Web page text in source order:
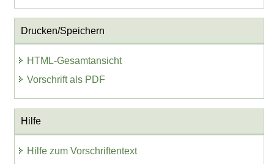
Drucken/Speichern
HTML-Gesamtansicht
Vorschrift als PDF
Hilfe
Hilfe zum Vorschriftentext